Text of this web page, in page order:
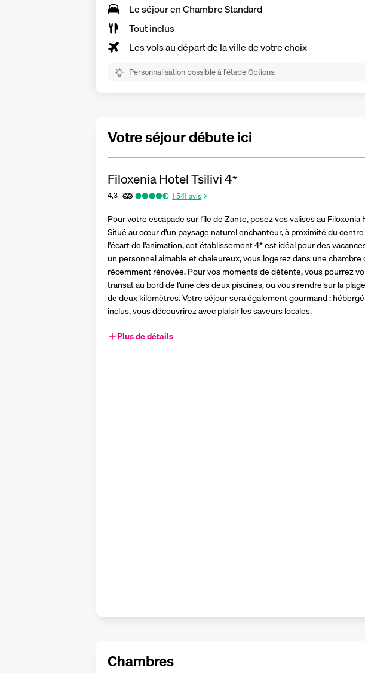
Le séjour en Chambre Standard
Tout inclus
Les vols au départ de la ville de votre choix
Personnalisation possible à l’étape Options.
Votre séjour débute ici
Filoxenia Hotel Tsilivi4*
4,3 1 541 avis
Pour votre escapade sur l'île de Zante, posez vos valises au Filoxenia
Situé au cœur d'un paysage naturel enchanteur, à proximité du centre
l'écart de l'animation, cet établissement 4* est idéal pour des
un personnel aimable et chaleureux, vous logerez dans une chambre
récemment rénovée. Pour vos moments de détente, vous pourrez
transat au bord de l'une des deux piscines, ou vous rendre sur la
de deux kilomètres. Votre séjour sera également gourmand :
inclus, vous découvrirez avec plaisir les saveurs locales.
Plus de détails
Chambres